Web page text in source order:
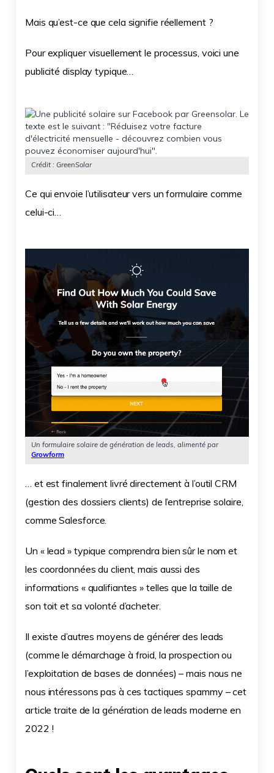
Mais qu’est-ce que cela signifie réellement ?
Pour expliquer visuellement le processus, voici une
publicité display typique…
Crédit : GreenSolar
Ce qui envoie l’utilisateur vers un formulaire comme
celui-ci…
Un formulaire solaire de génération de leads, alimenté par
Growform
… et est finalement livré directement à l’outil CRM
(gestion des dossiers clients) de l’entreprise solaire,
comme Salesforce.
Un « lead » typique comprendra bien sûr le nom et
les coordonnées du client, mais aussi des
informations « qualifiantes » telles que la taille de
son toit et sa volonté d’acheter.
Il existe d’autres moyens de générer des leads
(comme le démarchage à froid, la prospection ou
l’exploitation de bases de données) – mais nous ne
nous intéressons pas à ces tactiques spammy – cet
article traite de la génération de leads moderne en
2022 !